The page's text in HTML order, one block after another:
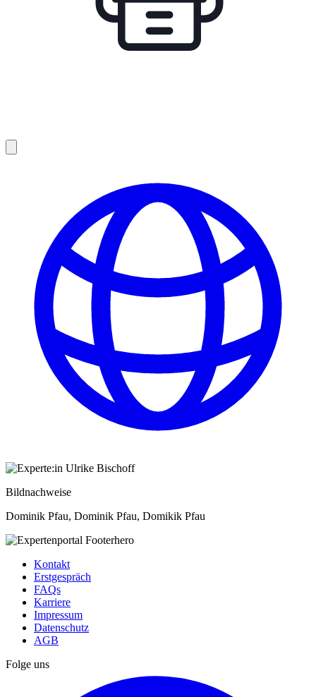
Bildnachweise
Dominik Pfau, Dominik Pfau, Domikik Pfau
Kontakt
Erstgespräch
FAQs
Karriere
Impressum
Datenschutz
AGB
Folge uns